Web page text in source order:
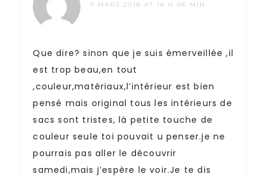
9 MARS 2018 AT 16 H 06 MIN
Que dire? sinon que je suis émerveillée ,il
est trop beau,en tout
,couleur,matériaux,l’intérieur est bien
pensé mais original tous les intérieurs de
sacs sont tristes, là petite touche de
couleur seule toi pouvait u penser.je ne
pourrais pas aller le découvrir
samedi,mais j’espère le voir.Je te dis